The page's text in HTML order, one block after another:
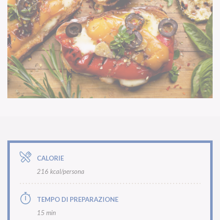
CALORIE
216 kcal/persona
TEMPO DI PREPARAZIONE
15 min